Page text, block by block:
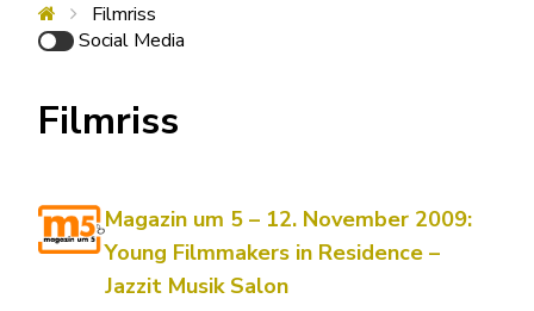
Filmriss
Social Media
Filmriss
Magazin um 5 – 12. November 2009:
Young Filmmakers in Residence –
Jazzit Musik Salon